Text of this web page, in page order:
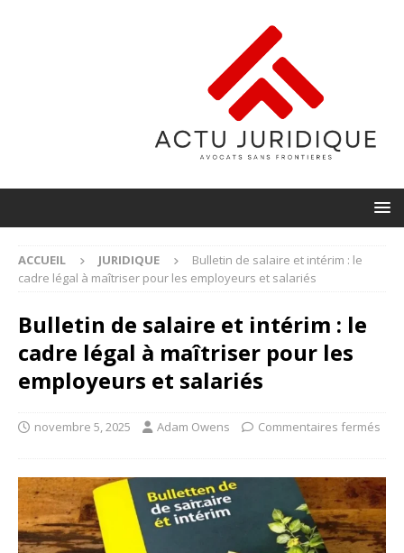
ACCUEIL JURIDIQUE
Bulletin de salaire et intérim : le
cadre légal à maîtriser pour les employeurs et salariés
Bulletin de salaire et intérim : le
cadre légal à maîtriser pour les
employeurs et salariés
novembre 5, 2025 Adam Owens Commentaires fermés